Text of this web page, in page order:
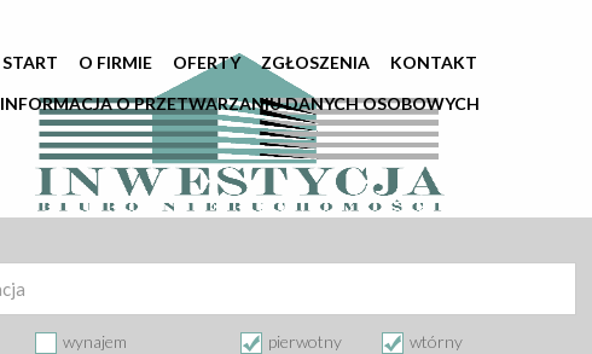
START O FIRMIE OFERTY ZGŁOSZENIA
KONTAKT
INFORMACJA O PRZETWARZANIU DANYCH OSOBOWYCH
wynajem pierwotny
wtórny